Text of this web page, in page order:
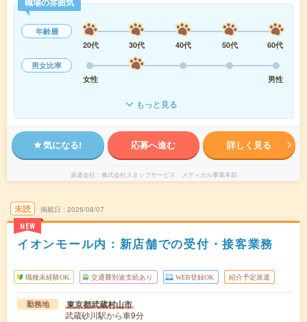
年齢層
20代
30代 40代 50代
60代
男女比率
女性
男性
もっと見る
気になる! 応募へ進む 詳しく見る
派遣会社 株式会社スタッフサービス メディカル事業本部
未読
NEW
掲載日 2026/08/07
イオンモール内：新店舗での受付・接客業務
職種未経験OK 交通費別途支給あり WEB登録OK 紹介予定派遣
勤務地 東京都武蔵村山市
武蔵砂川駅から車9分